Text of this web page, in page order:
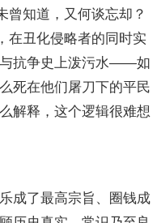
曾知道，又何谈忘却？
在丑化侵略者的同时实
与抗争史上泼污水——如
死在他们屠刀下的平民
解释，这个逻辑很难想
成了最高宗旨、圈钱成